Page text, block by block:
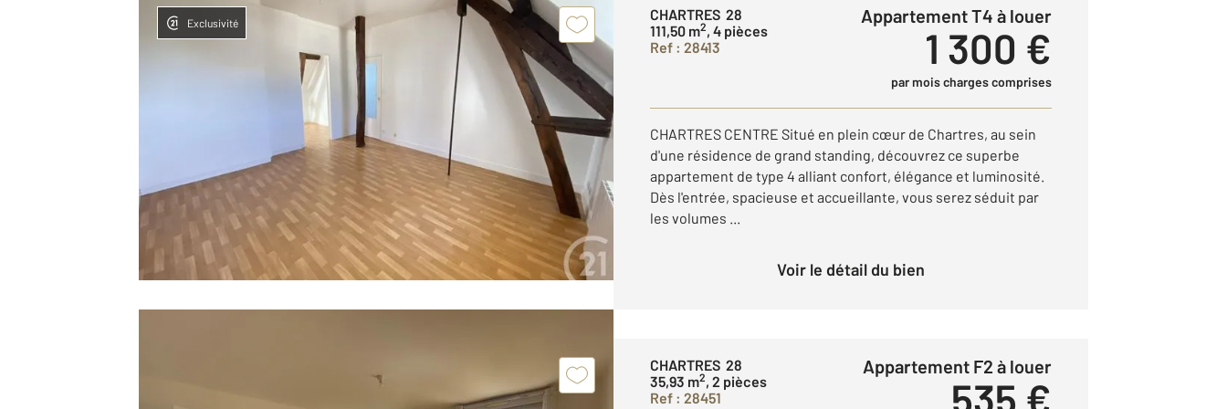
Exclusivité
CHARTRES 28
111,50 m2, 4 pièces
Ref : 28413
Appartement T4 à louer
1 300 €
par mois charges comprises
CHARTRES CENTRE Situé en plein cœur de Chartres, au sein
d'une résidence de grand standing, découvrez ce superbe
appartement de type 4 alliant confort, élégance et luminosité.
Dès l'entrée, spacieuse et accueillante, vous serez séduit par
les volumes ...
Voir le détail du bien
CHARTRES 28
35,93 m2, 2 pièces
Ref : 28451
Appartement F2 à louer
535 €